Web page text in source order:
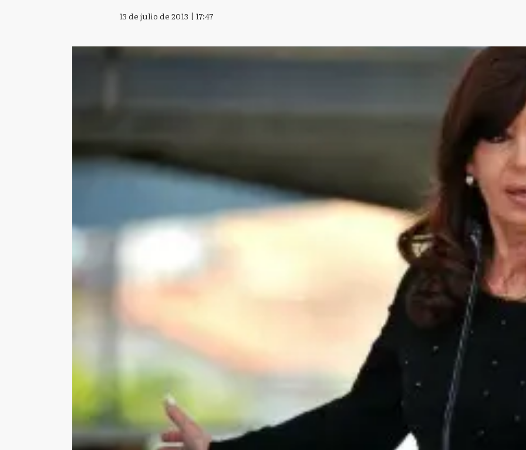
13 de julio de 2013 | 17:47